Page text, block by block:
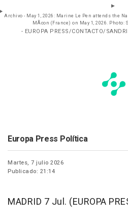
Archivo - May 1, 2026: Marine Le Pen attends the
MÃcon (France) on May 1, 2026.
- EUROPA PRESS/CONTACTO/
Europa Press Política
Martes, 7 julio 2026
Publicado: 21:14
MADRID 7 Jul. (EUROPA